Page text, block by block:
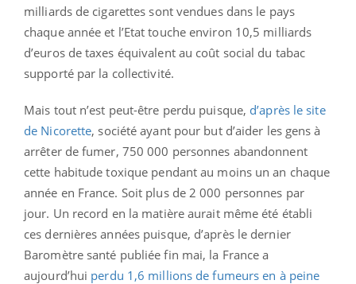
milliards de cigarettes sont vendues dans le pays
chaque année et l’Etat touche environ 10,5 milliards
d’euros de taxes équivalent au coût social du tabac
supporté par la collectivité.
Mais tout n’est peut-être perdu puisque, d’après le site
de Nicorette, société ayant pour but d’aider les gens à
arrêter de fumer, 750 000 personnes abandonnent
cette habitude toxique pendant au moins un an chaque
année en France. Soit plus de 2 000 personnes par
jour. Un record en la matière aurait même été établi
ces dernières années puisque, d’après le dernier
Baromètre santé publiée fin mai, la France a
aujourd’hui perdu 1,6 millions de fumeurs en à peine